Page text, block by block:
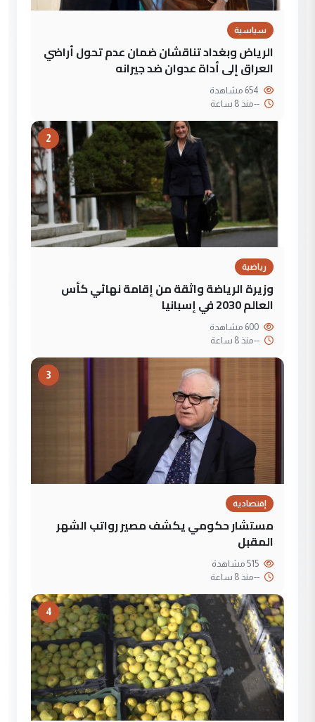
سياسية
الرياض وبغداد تناقشان ضمان عدم تحول أراضي
العراق إلى أداة عدوان ضد جيرانه
--منذ 8 ساعة
2
رياضية
وزيرة الرياضة واثقة من إقامة نهائي كأس
العالم 2030 في إسبانيا
--منذ 8 ساعة
3
إقتصادية
مستشار حكومي يكشف مصير رواتب الشهر
المقبل
--منذ 8 ساعة
4